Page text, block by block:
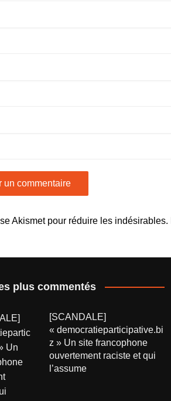
Akismet pour réduire les indésirables.
plus commentés
[SCANDALE]
« democratieparticipative.bi
z » Un site francophone
ouvertement raciste et qui
l’assume